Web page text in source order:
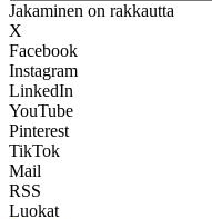
Jakaminen on rakkautta
X
Facebook
Instagram
LinkedIn
YouTube
Pinterest
TikTok
Mail
RSS
Luokat